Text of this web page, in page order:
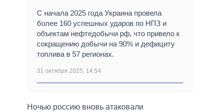
С начала 2025 года Украина провела
более 160 успешных ударов по НПЗ и
объектам нефтедобычи рф, что привело к
сокращению добычи на 90% и дефициту
топлива в 57 регионах.
31 октября 2025, 14:54
Ночью россию вновь атаковали